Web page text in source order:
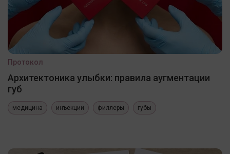
Протокол
Архитектоника улыбки: правила аугментации
губ
медицина инъекции филлеры губы